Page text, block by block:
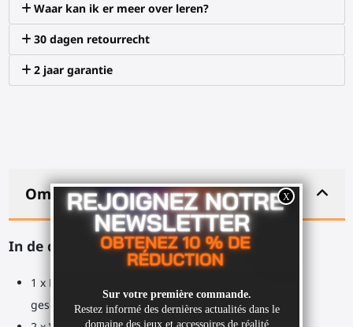
Waar kan ik er meer over leren?
30 dagen retourrecht
2 jaar garantie
Omschrijving
In de doos:
1 x ForceTube Hamer reserveonderdeel voor het
geselecteerde modulemodel